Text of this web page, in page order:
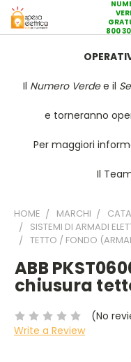
800
Il Numero Verdee il
e torneranno
Per maggiori
Il
HOME MARCHI
SISTEMI DI ARMADI
TETTO / FONDO
ABB
chiusura
(No
Write a Review